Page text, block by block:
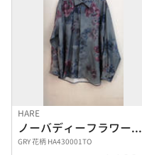
HARE
ノーバディーフラワープリントシャツ
GRY 花柄 HA430001TO